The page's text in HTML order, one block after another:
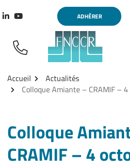
au
Lien vers le compte Linkedin
Lien vers la chaîne Youtube
ADHÉRER
Accueil
Actualités
Colloque Amiante – CRAMIF –
Colloque
CRAMIF – 4